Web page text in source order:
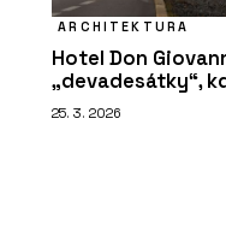
ARCHITEKTURA
Hotel Don
„devadesátky“,
25. 3. 2026